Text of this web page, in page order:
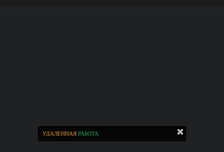
УДАЛЕННАЯ РАБОТА